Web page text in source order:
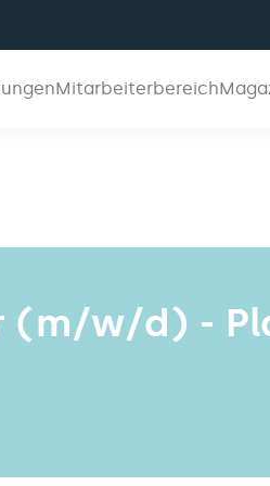
Mitarbeiterbereich
(m/w/d) -